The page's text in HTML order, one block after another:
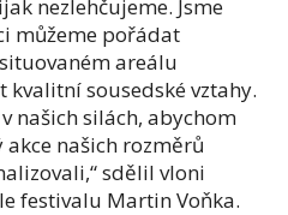
nezlehčujeme. Jsme
můžeme pořádat
areálu
kvalitní sousedské vztahy.
našich silách, abychom
našich rozměrů
sdělil vloni
festivalu Martin Voňka.